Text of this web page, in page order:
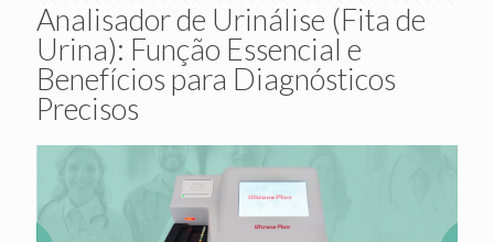
Analisador de Urinálise (Fita de
Urina): Função Essencial e
Benefícios para Diagnósticos
Precisos